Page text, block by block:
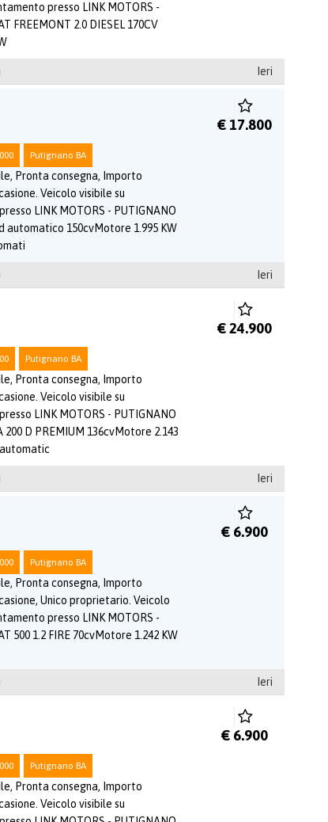
presso LINK MOTORS -
FREEMONT 2.0 DIESEL 170CV
Ieri
Putignano BA
Pronta consegna, Importo
Veicolo visibile su
LINK MOTORS - PUTIGNANO
automatico 150cvMotore 1.995 KW
€ 17.800
Ieri
Putignano BA
Pronta consegna, Importo
Veicolo visibile su
LINK MOTORS - PUTIGNANO
200 D PREMIUM 136cvMotore 2.143
automatic
€ 24.900
Ieri
Putignano BA
Pronta consegna, Importo
Unico proprietario. Veicolo
presso LINK MOTORS -
500 1.2 FIRE 70cvMotore 1.242 KW
€ 6.900
Ieri
Putignano BA
Pronta consegna, Importo
Veicolo visibile su
€ 6.900